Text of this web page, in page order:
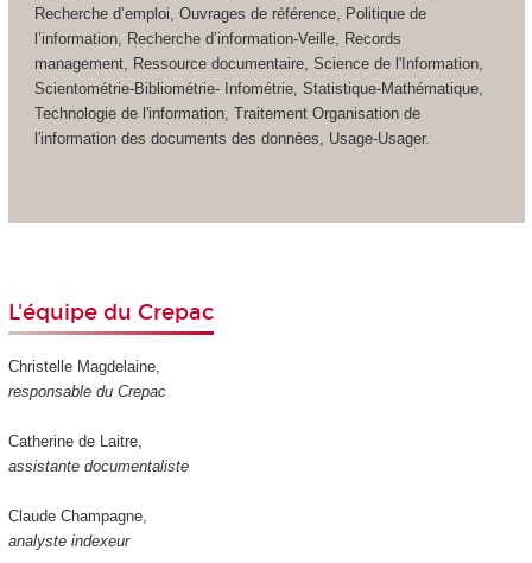
Recherche d’emploi, Ouvrages de référence, Politique de
l’information, Recherche d’information-Veille, Records
management, Ressource documentaire, Science de l'Information,
Scientométrie-Bibliométrie- Infométrie, Statistique-Mathématique,
Technologie de l'information, Traitement Organisation de
l'information des documents des données, Usage-Usager.
L'équipe du Crepac
Christelle Magdelaine,
responsable du Crepac
Catherine de Laitre,
assistante documentaliste
Claude Champagne,
analyste indexeur